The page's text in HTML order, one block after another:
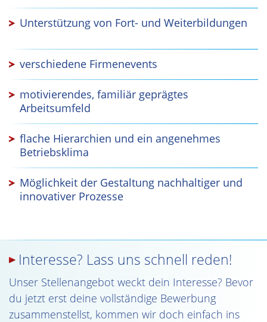
Unterstützung von Fort- und Weiterbildungen
verschiedene Firmenevents
motivierendes, familiär geprägtes
Arbeitsumfeld
flache Hierarchien und ein angenehmes
Betriebsklima
Möglichkeit der Gestaltung nachhaltiger und
innovativer Prozesse
Interesse? Lass uns schnell reden!
Unser Stellenangebot weckt dein Interesse? Bevor
du jetzt erst deine vollständige Bewerbung
zusammenstellst, kommen wir doch einfach ins